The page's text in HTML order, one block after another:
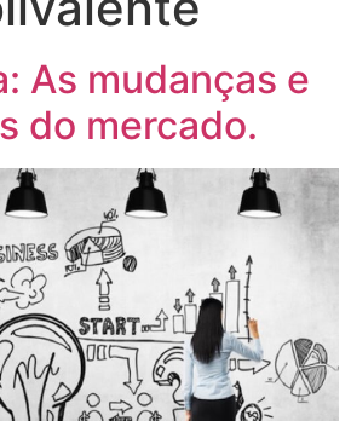
As mudanças e
do mercado.